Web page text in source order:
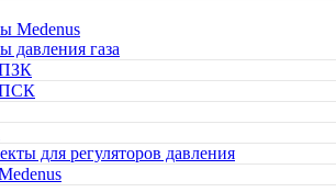
Medenus
давления газа
ПСК
для регуляторов давления